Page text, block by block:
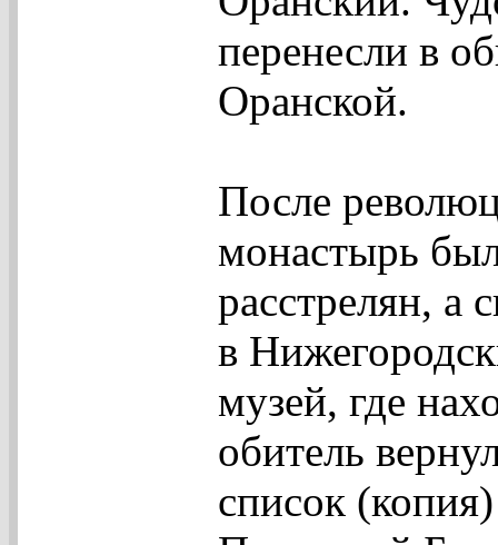
перенесли в
Оранской.
После
монастырь
расстрелян, а
в
музей, где
обитель
список